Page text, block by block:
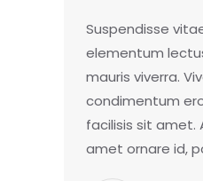
Suspendisse
elementum
mauris viverra.
condimentum
facilisis sit amet.
amet ornare id,